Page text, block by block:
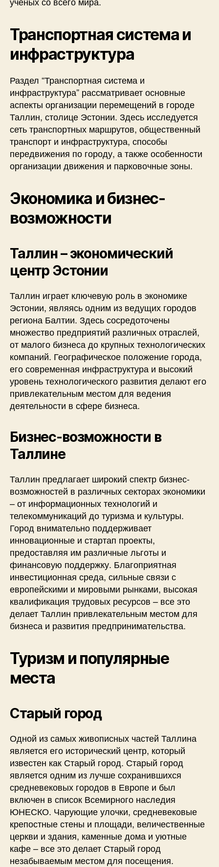
Транспортная система и
инфраструктура
Раздел “Транспортная система и
инфраструктура” рассматривает основные
аспекты организации перемещений в городе
Таллин, столице Эстонии. Здесь исследуется
сеть транспортных маршрутов, общественный
транспорт и инфраструктура, способы
передвижения по городу, а также особенности
организации движения и парковочные зоны.
Экономика и бизнес-
возможности
Таллин – экономический
центр Эстонии
Таллин играет ключевую роль в экономике
Эстонии, являясь одним из ведущих городов
региона Балтии. Здесь сосредоточены
множество предприятий различных отраслей,
от малого бизнеса до крупных технологических
компаний. Географическое положение города,
его современная инфраструктура и высокий
уровень технологического развития делают его
привлекательным местом для ведения
деятельности в сфере бизнеса.
Бизнес-возможности в
Таллине
Таллин предлагает широкий спектр бизнес-
возможностей в различных секторах экономики
– от информационных технологий и
телекоммуникаций до туризма и культуры.
Город внимательно поддерживает
инновационные и стартап проекты,
предоставляя им различные льготы и
финансовую поддержку. Благоприятная
инвестиционная среда, сильные связи с
европейскими и мировыми рынками, высокая
квалификация трудовых ресурсов – все это
делает Таллин привлекательным местом для
бизнеса и развития предпринимательства.
Туризм и популярные
места
Старый город
Одной из самых живописных частей Таллина
является его исторический центр, который
известен как Старый город. Старый город
является одним из лучше сохранившихся
средневековых городов в Европе и был
включен в список Всемирного наследия
ЮНЕСКО. Чарующие улочки, средневековые
крепостные стены и площади, величественные
церкви и здания, каменные дома и уютные
кафе – все это делает Старый город
незабываемым местом для посещения.